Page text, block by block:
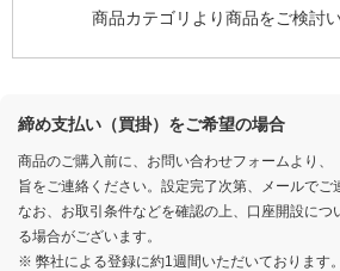
商品カテゴリより商品をご検討
締め支払い（買掛）をご希望の場合
商品のご購入前に、お問い合わせフォームより、
旨をご連絡ください。設定完了次第、メールでご
なお、お取引条件などを確認の上、口座開設につ
る場合がございます。
※ 弊社による登録に約1週間いただいております。